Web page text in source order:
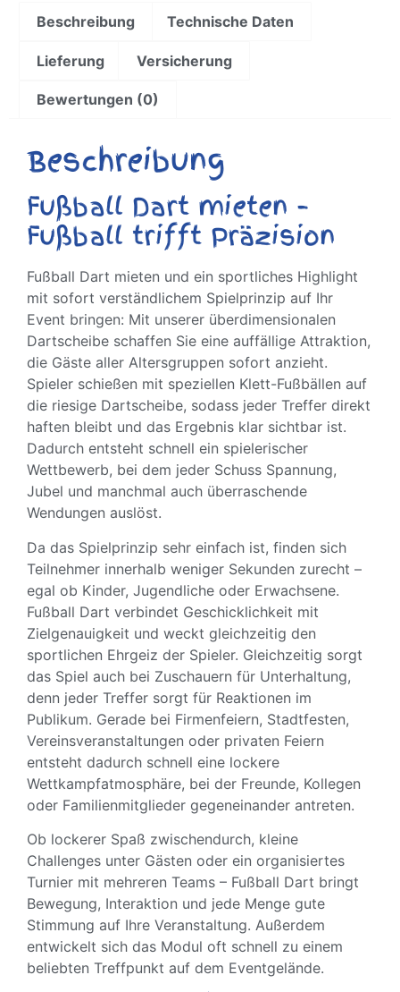
Beschreibung Technische Daten
Lieferung Versicherung
Bewertungen (0)
Beschreibung
Fußball Dart mieten –
Fußball trifft Präzision
Fußball Dart mieten und ein sportliches Highlight
mit sofort verständlichem Spielprinzip auf Ihr
Event bringen: Mit unserer überdimensionalen
Dartscheibe schaffen Sie eine auffällige Attraktion,
die Gäste aller Altersgruppen sofort anzieht.
Spieler schießen mit speziellen Klett-Fußbällen auf
die riesige Dartscheibe, sodass jeder Treffer direkt
haften bleibt und das Ergebnis klar sichtbar ist.
Dadurch entsteht schnell ein spielerischer
Wettbewerb, bei dem jeder Schuss Spannung,
Jubel und manchmal auch überraschende
Wendungen auslöst.
Da das Spielprinzip sehr einfach ist, finden sich
Teilnehmer innerhalb weniger Sekunden zurecht –
egal ob Kinder, Jugendliche oder Erwachsene.
Fußball Dart verbindet Geschicklichkeit mit
Zielgenauigkeit und weckt gleichzeitig den
sportlichen Ehrgeiz der Spieler. Gleichzeitig sorgt
das Spiel auch bei Zuschauern für Unterhaltung,
denn jeder Treffer sorgt für Reaktionen im
Publikum. Gerade bei Firmenfeiern, Stadtfesten,
Vereinsveranstaltungen oder privaten Feiern
entsteht dadurch schnell eine lockere
Wettkampfatmosphäre, bei der Freunde, Kollegen
oder Familienmitglieder gegeneinander antreten.
Ob lockerer Spaß zwischendurch, kleine
Challenges unter Gästen oder ein organisiertes
Turnier mit mehreren Teams – Fußball Dart bringt
Bewegung, Interaktion und jede Menge gute
Stimmung auf Ihre Veranstaltung. Außerdem
entwickelt sich das Modul oft schnell zu einem
beliebten Treffpunkt auf dem Eventgelände.